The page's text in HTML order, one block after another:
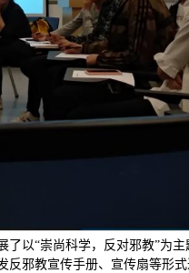
以“崇尚科学，反对邪教”为
邪教宣传手册、宣传扇等形